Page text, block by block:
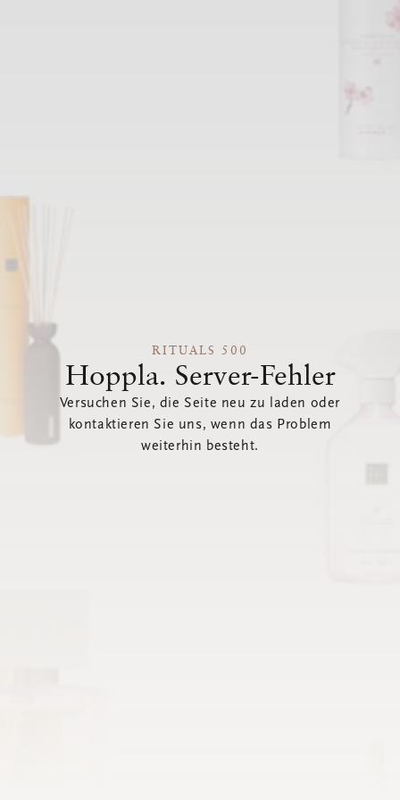
RITUALS 500
Hoppla. Server-Fehler
Versuchen Sie, die Seite neu zu laden oder
kontaktieren Sie uns, wenn das Problem
weiterhin besteht.